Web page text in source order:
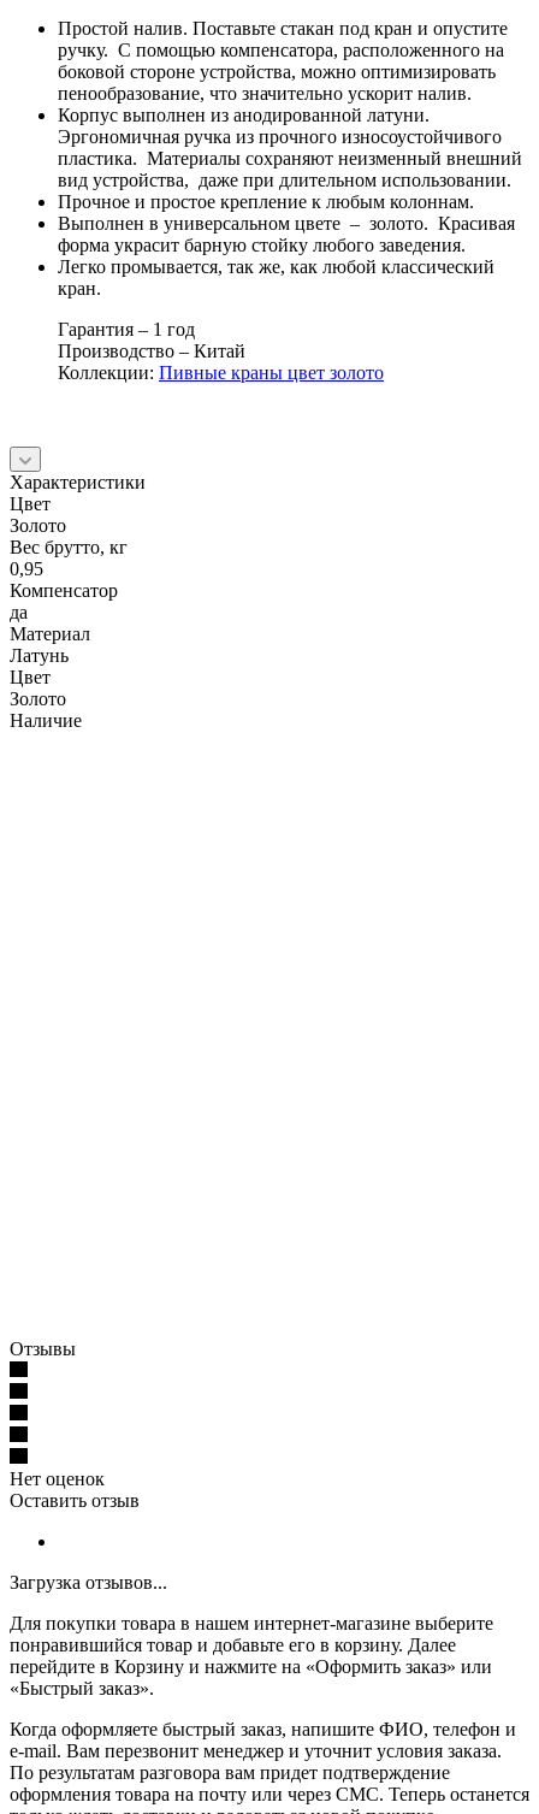
Простой налив. Поставьте стакан под кран и опустите
ручку. С помощью компенсатора, расположенного на
боковой стороне устройства, можно оптимизировать
пенообразование, что значительно ускорит налив.
Корпус выполнен из анодированной латуни.
Эргономичная ручка из прочного износоустойчивого
пластика. Материалы сохраняют неизменный внешний
вид устройства, даже при длительном использовании.
Прочное и простое крепление к любым колоннам.
Выполнен в универсальном цвете – золото. Красивая
форма украсит барную стойку любого заведения.
Легко промывается, так же, как любой классический
кран.
Гарантия – 1 год
Производство – Китай
Коллекции: Пивные краны цвет золото
Характеристики
Цвет
Золото
Вес брутто, кг
0,95
Компенсатор
да
Материал
Латунь
Цвет
Золото
Наличие
Отзывы
Нет оценок
Оставить отзыв
Загрузка отзывов...
Для покупки товара в нашем интернет-магазине выберите
понравившийся товар и добавьте его в корзину. Далее
перейдите в Корзину и нажмите на «Оформить заказ» или
«Быстрый заказ».
Когда оформляете быстрый заказ, напишите ФИО, телефон и
e-mail. Вам перезвонит менеджер и уточнит условия заказа.
По результатам разговора вам придет подтверждение
оформления товара на почту или через СМС. Теперь останется